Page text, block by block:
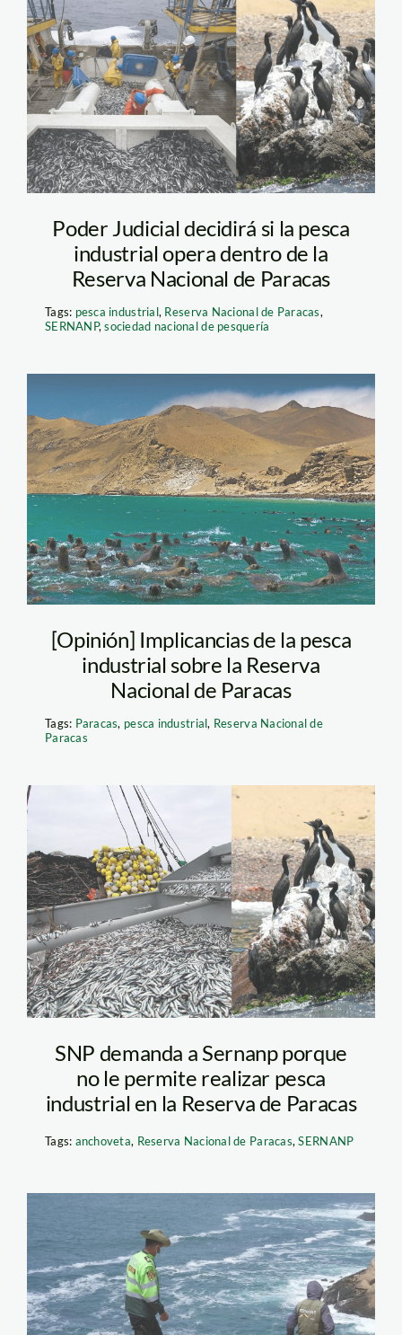
pesca-industrial-
reserva-nacional-
paracas-composicion-
2
Poder Judicial decidirá si la pesca
industrial opera dentro de la
Reserva Nacional de Paracas
Tags: pesca industrial, Reserva Nacional de Paracas,
SERNANP,sociedad nacional de pesquería
0 Paracas-Walter H.
Wust
[Opinión] Implicancias de la pesca
industrial sobre la Reserva
Nacional de Paracas
Tags: Paracas, pesca industrial, Reserva Nacional de
Paracas
foto composicion
Actualidad Ambiental
SNP demanda a Sernanp porque
no le permite realizar pesca
industrial en la Reserva de Paracas
Tags: anchoveta, Reserva Nacional de Paracas,SERNANP
bite-2-jefe-reserva-
nacional-de-paracas-